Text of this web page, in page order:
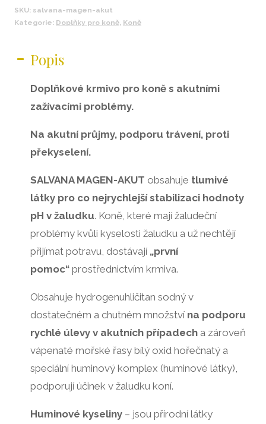
SKU: salvana-magen-akut
Kategorie: Doplňky pro koně, Koně
Popis
Doplňkové krmivo pro koně s akutními
zažívacími problémy.
Na akutní průjmy, podporu trávení, proti
překyselení.
SALVANA MAGEN-AKUT obsahuje tlumivé
látky pro co nejrychlejší stabilizaci hodnoty
pH v žaludku. Koně, které mají žaludeční
problémy kvůli kyselosti žaludku a už nechtějí
přijímat potravu, dostávají „první
pomoc“ prostřednictvím krmiva.
Obsahuje hydrogenuhličitan sodný v
dostatečném a chutném množství na podporu
rychlé úlevy v akutních případech a zároveň
vápenaté mořské řasy bílý oxid hořečnatý a
speciální huminový komplex (huminové látky),
podporují účinek v žaludku koní.
Huminové kyseliny – jsou přírodní látky